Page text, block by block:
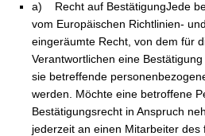
a) Recht auf BestätigungJede
vom Europäischen Richtlinien-
eingeräumte Recht, von dem für
Verantwortlichen eine
sie betreffende
werden. Möchte eine betroffene
Bestätigungsrecht in Anspruch
jederzeit an einen Mitarbeiter des